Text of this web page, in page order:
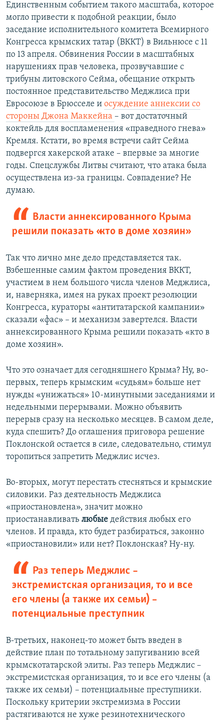
Единственным событием такого масштаба, которое
могло привести к подобной реакции, было
заседание исполнительного комитета Всемирного
Конгресса крымских татар (ВККТ) в Вильнюсе с 11
по 13 апреля. Обвинения России в масштабных
нарушениях прав человека, прозвучавшие с
трибуны литовского Сейма, обещание открыть
постоянное представительство Меджлиса при
Евросоюзе в Брюсселе и осуждение аннексии со
стороны Джона Маккейна – вот достаточный
коктейль для воспламенения «праведного гнева»
Кремля. Кстати, во время встречи сайт Сейма
подвергся хакерской атаке – впервые за многие
годы. Спецслужбы Литвы считают, что атака была
осуществлена из-за границы. Совпадение? Не
думаю.
Власти аннексированного Крыма
решили показать «кто в доме хозяин»
Так что лично мне дело представляется так.
Взбешенные самим фактом проведения ВККТ,
участием в нем большого числа членов Меджлиса,
и, наверняка, имея на руках проект резолюции
Конгресса, кураторы «антитатарской кампании»
сказали «фас» – и механизм завертелся. Власти
аннексированного Крыма решили показать «кто в
доме хозяин».
Что это означает для сегодняшнего Крыма? Ну, во-
первых, теперь крымским «судьям» больше нет
нужды «унижаться» 10-минутными заседаниями и
недельными перерывами. Можно объявить
перерыв сразу на несколько месяцев. В самом деле,
куда спешить? До оглашения приговора решение
Поклонской остается в силе, следовательно, стимул
торопиться запретить Меджлис исчез.
Во-вторых, могут перестать стесняться и крымские
силовики. Раз деятельность Меджлиса
«приостановлена», значит можно
приостанавливать любые действия любых его
членов. И правда, кто будет разбираться, законно
«приостановили» или нет? Поклонская? Ну-ну.
Раз теперь Меджлис –
экстремистская организация, то и все
его члены (а также их семьи) –
потенциальные преступник
В-третьих, наконец-то может быть введен в
действие план по тотальному запугиванию всей
крымскотатарской элиты. Раз теперь Меджлис –
экстремистская организация, то и все его члены (а
также их семьи) – потенциальные преступники.
Поскольку критерии экстремизма в России
растягиваются не хуже резинотехнического